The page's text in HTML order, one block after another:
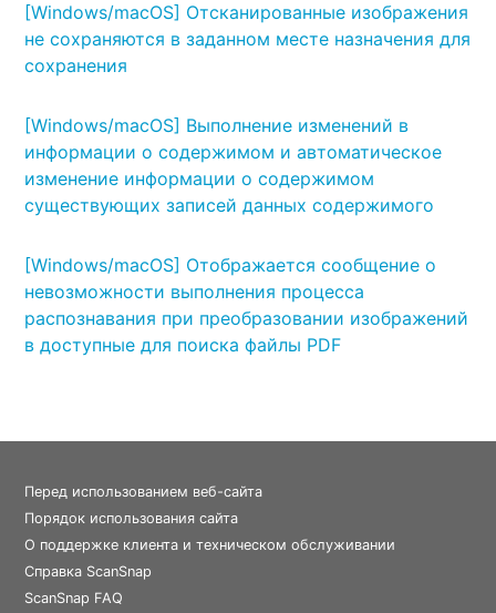
[Windows/macOS] Отсканированные изображения
не сохраняются в заданном месте назначения для
сохранения
[Windows/macOS] Выполнение изменений в
информации о содержимом и автоматическое
изменение информации о содержимом
существующих записей данных содержимого
[Windows/macOS] Отображается сообщение о
невозможности выполнения процесса
распознавания при преобразовании изображений
в доступные для поиска файлы PDF
Перед использованием веб-сайта
Порядок использования сайта
О поддержке клиента и техническом обслуживании
Справка ScanSnap
ScanSnap FAQ